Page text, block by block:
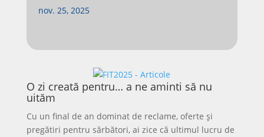
nov. 25, 2025
O zi creată pentru… a ne aminti să nu
uităm
Cu un final de an dominat de reclame, oferte și
pregătiri pentru sărbători, ai zice că ultimul lucru de